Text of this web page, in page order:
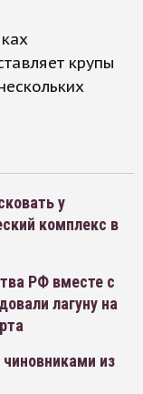
крупы
у
комплекс в
РФ вместе с
лагуну на
из